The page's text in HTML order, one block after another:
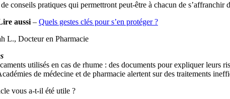
conseils pratiques qui permettront peut-être à chacun de s’affranchir
aussi– Quels gestes clés pour s’en protéger ?
L., Docteur en Pharmacie
utilisés en cas de rhume : des documents pour expliquer leurs
de médecine et de pharmacie alertent sur des traitements
vous a-t-il été utile ?